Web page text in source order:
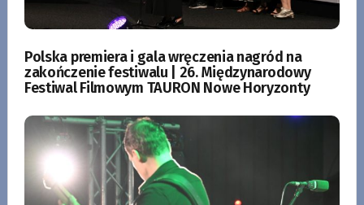
Polska premiera i gala wręczenia nagród na
zakończenie festiwalu | 26. Międzynarodowy
Festiwal Filmowym TAURON Nowe Horyzonty